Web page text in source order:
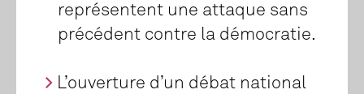
représentent une attaque sans
précédent contre la démocratie.
L’ouverture d’un débat national